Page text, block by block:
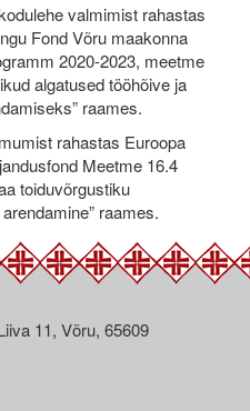
valmimist rahastas
Fond Võru maakonna
2020-2023, meetme
algatused tööhõive ja
raames.
rahastas Euroopa
Meetme 16.4
toiduvõrgustiku
raames.
11, Võru, 65609